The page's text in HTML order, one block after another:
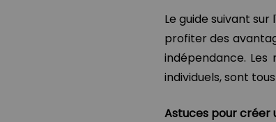
Le guide suivant
profiter des
indépendance.
individuels, sont
Astuces pour créer